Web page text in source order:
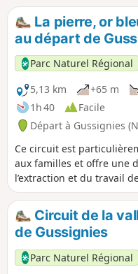
La pierre, or
au départ de
Parc Naturel Régional
5,13 km
+65 m
1h 40
Facile
Départ à Gussignies
Ce circuit est
aux familles et offre une
l’extraction et du travail
Circuit de la
de Gussignies
Parc Naturel Régional